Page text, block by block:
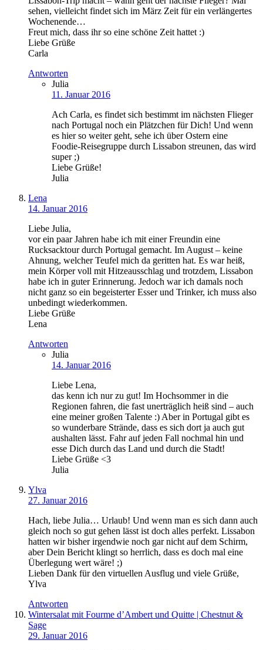
sehen, vielleicht findet sich im März Zeit für ein verlängertes
Wochenende…
Freut mich, dass ihr so eine schöne Zeit hattet :)
Liebe Grüße
Carla
Antworten
Julia
11. Januar 2016
Ach Carla, es findet sich bestimmt im nächsten Flieger
nach Portugal noch ein Plätzchen für Dich! Und wenn
es hier so weiter geht, sehe ich über Ostern eine
Foodie-Reisegruppe durch Lissabon streunen, das wird
super ;)
Liebe Grüße!
Julia
Lena
14. Januar 2016
Liebe Julia,
vor ein paar Jahren habe ich mit einer Freundin eine
Rucksacktour durch Portugal gemacht. Im August – keine
Ahnung, welcher Teufel mich da geritten hat. Es war heiß,
mein Körper voll mit Hitzeausschlag und trotzdem, Lissabon
habe ich in guter Erinnerung. Jedoch war ich damals noch
nicht ganz so ein begeisterter Esser und Trinker, ich muss also
unbedingt wiederkommen.
Liebe Grüße
Lena
Antworten
Julia
14. Januar 2016
Liebe Lena,
das kenn ich nur zu gut! Im Hochsommer in die
Regionen fahren, die fast unerträglich heiß sind – auch
eine meiner großen Talente :) Aber in Portugal gibt es
so wunderbare Strände, dass es sich dort ja auch gut
aushalten lässt. Fahr auf jeden Fall nochmal hin und
esse Dich durch das Land und durch die Stadt!
Liebe Grüße <3
Julia
Ylva
27. Januar 2016
Hach, liebe Julia… Urlaub! Und wenn man es sich dann auch
gleich noch so gut gehen lässt ist doch alles perfekt. Lissabon
hatten wir bisher irgendwie noch gar nicht auf dem Schirm,
aber Dein Bericht klingt so herrlich, dass es doch mal eine
Überlegung wert wäre! ;)
Lieben Dank für den virtuellen Ausflug und viele Grüße,
Ylva
Antworten
Wintersalat mit Fourme d’Ambert und Quitte | Chestnut &
Sage
29. Januar 2016